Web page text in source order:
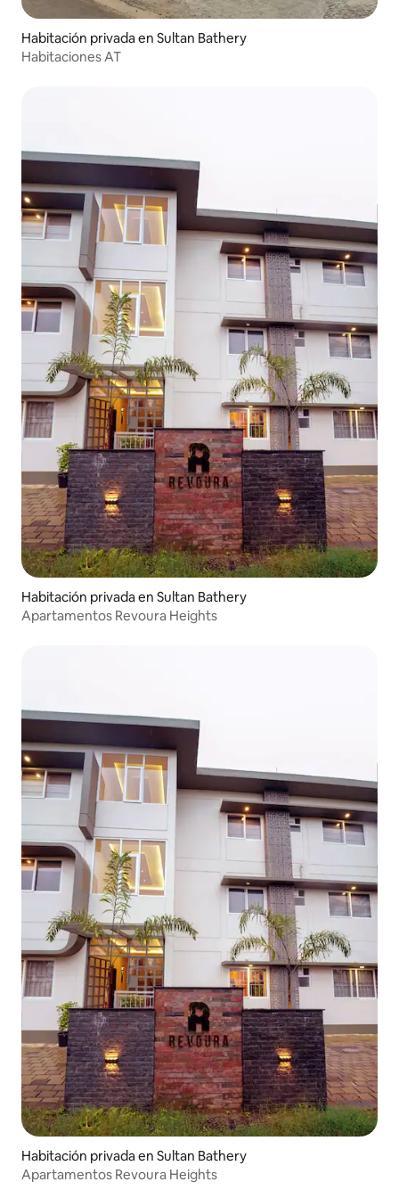
Habitación privada en Sultan Bathery
Habitaciones AT
Habitación privada en Sultan Bathery
Apartamentos Revoura Heights
Habitación privada en Sultan Bathery
Apartamentos Revoura Heights